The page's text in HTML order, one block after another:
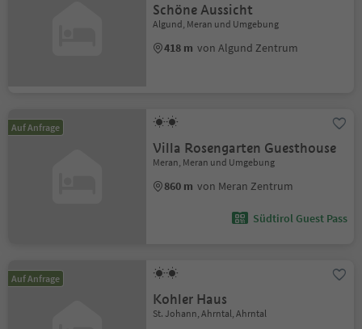
Schöne Aussicht
Algund, Meran und Umgebung
418 m von Algund Zentrum
Auf Anfrage
Villa Rosengarten Guesthouse
Meran, Meran und Umgebung
860 m von Meran Zentrum
Südtirol Guest Pass
Auf Anfrage
Kohler Haus
St. Johann, Ahrntal, Ahrntal